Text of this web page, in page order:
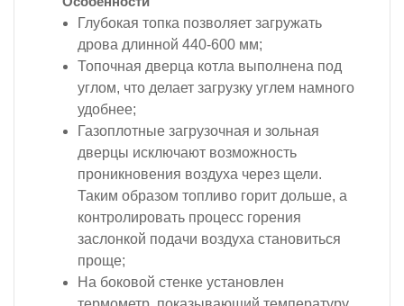
Глубокая топка позволяет загружать
дрова длинной 440-600 мм;
Топочная дверца котла выполнена под
углом, что делает загрузку углем намного
удобнее;
Газоплотные загрузочная и зольная
дверцы исключают возможность
проникновения воздуха через щели.
Таким образом топливо горит дольше, а
контролировать процесс горения
заслонкой подачи воздуха становиться
проще;
На боковой стенке установлен